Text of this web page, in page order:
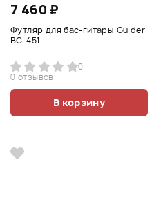
7 460 ₽
Футляр для бас-гитары Guider
BC-451
0
0 отзывов
В корзину